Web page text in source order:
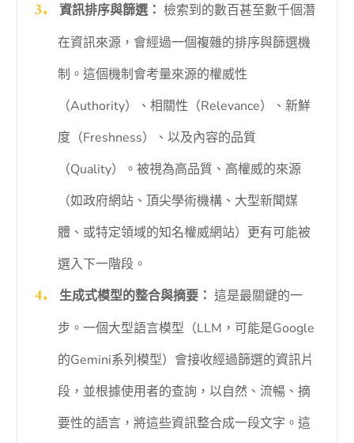
資訊排序與篩選： 檢索到的數百甚至數千個潛
在資訊來源，會經過一個複雜的排序與篩選機
制。這個機制會考量來源的權威性
（Authority）、相關性（Relevance）、新鮮
度（Freshness）、以及內容的品質
（Quality）。被視為高品質、高權威的來源
（如政府網站、頂尖學術機構、大型新聞媒
體、或特定領域的知名權威網站）更有可能被
選入下一階段。
生成式模型的整合與摘要： 這是最關鍵的一
步。一個大型語言模型（LLM，可能是Google
的Gemini系列模型）會接收經過篩選的資訊片
段，並根據使用者的查詢，以自然、流暢、摘
要性的語言，將這些資訊整合成一段文字。這